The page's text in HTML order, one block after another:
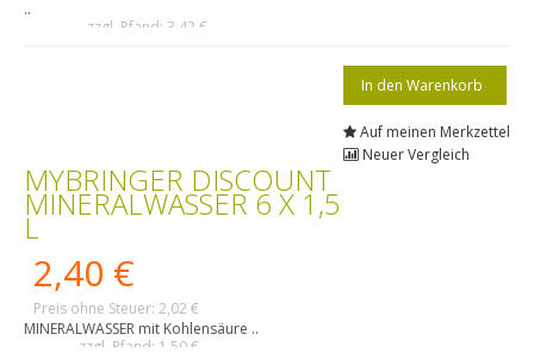
zzgl. Pfand: 3,42 €
..
Auf meinen Merkzettel
Neuer Vergleich
MYBRINGER DISCOUNT
MINERALWASSER 6 X 1,5
L
2,40 €
Preis ohne Steuer: 2,02 €
zzgl. Pfand: 1,50 €
MINERALWASSER mit Kohlensäure ..